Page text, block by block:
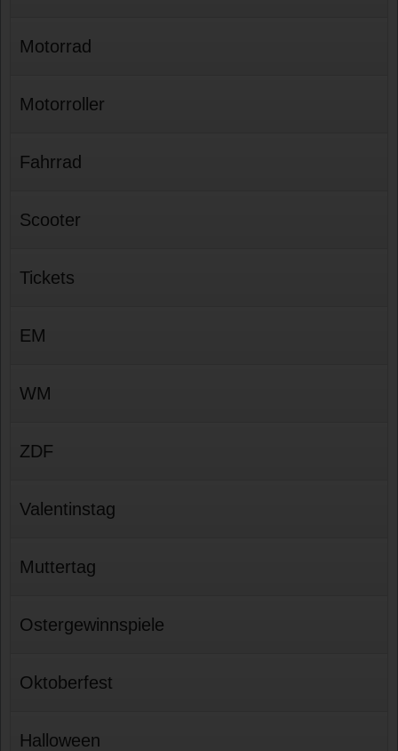
Motorrad
Motorroller
Fahrrad
Scooter
Tickets
EM
WM
ZDF
Valentinstag
Muttertag
Ostergewinnspiele
Oktoberfest
Halloween